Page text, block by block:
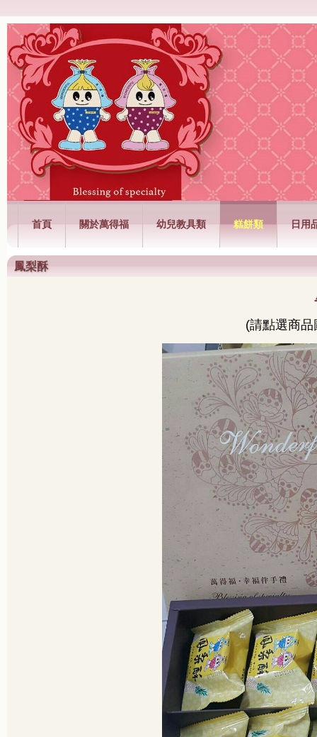
萬得福興業有限公司
首頁 關於萬得福 幼兒教具類 糕餅類 日用
鳳梨酥
(請點選商